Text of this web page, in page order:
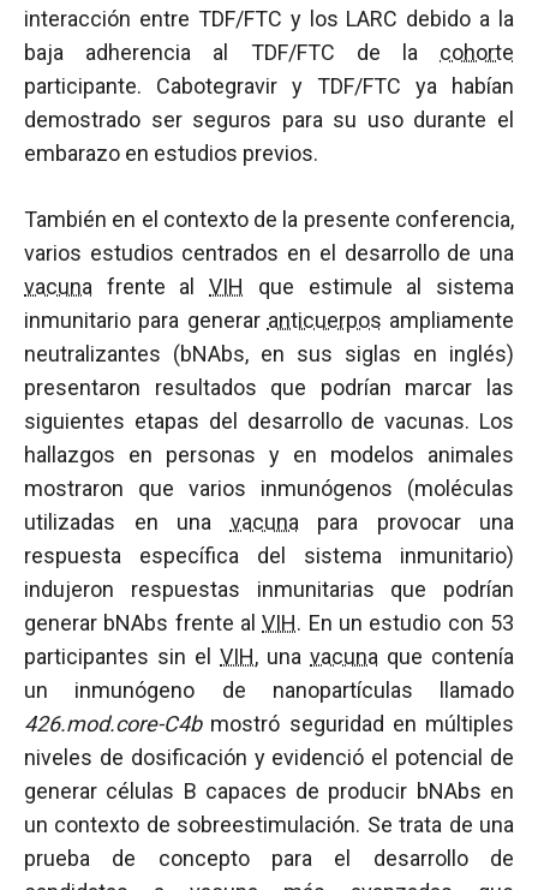
interacción entre TDF/FTC y los LARC debido a la
baja adherencia al TDF/FTC de la cohorte
participante. Cabotegravir y TDF/FTC ya habían
demostrado ser seguros para su uso durante el
embarazo en estudios previos.
También en el contexto de la presente conferencia,
varios estudios centrados en el desarrollo de una
vacuna frente alVIH
que estimule al sistema
inmunitario para generar anticuerpos ampliamente
neutralizantes (bNAbs, en sus siglas en inglés)
presentaron resultados que podrían marcar las
siguientes etapas del desarrollo de vacunas. Los
hallazgos en personas y en modelos animales
mostraron que varios inmunógenos (moléculas
utilizadas en una vacuna para provocar una
respuesta específica del sistema inmunitario)
indujeron respuestas inmunitarias que podrían
generar bNAbs frente alVIH. En un estudio con 53
participantes sin el VIH, una vacuna que contenía
un inmunógeno de nanopartículas llamado
426.mod.core-C4bmostró seguridad en múltiples
niveles de dosificación y evidenció el potencial de
generar células B capaces de producir bNAbs en
un contexto de sobreestimulación. Se trata de una
prueba de concepto para el desarrollo de